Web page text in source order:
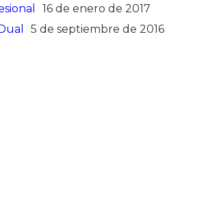
16 de enero de 2017
5 de septiembre de 2016